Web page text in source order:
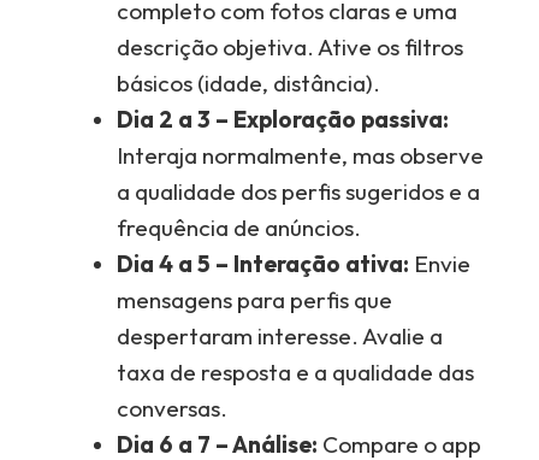
completo com fotos claras e uma
descrição objetiva. Ative os filtros
básicos (idade, distância).
Dia 2 a 3 – Exploração passiva:
Interaja normalmente, mas observe
a qualidade dos perfis sugeridos e a
frequência de anúncios.
Dia 4 a 5 – Interação ativa: Envie
mensagens para perfis que
despertaram interesse. Avalie a
taxa de resposta e a qualidade das
conversas.
Dia 6 a 7 – Análise: Compare o app